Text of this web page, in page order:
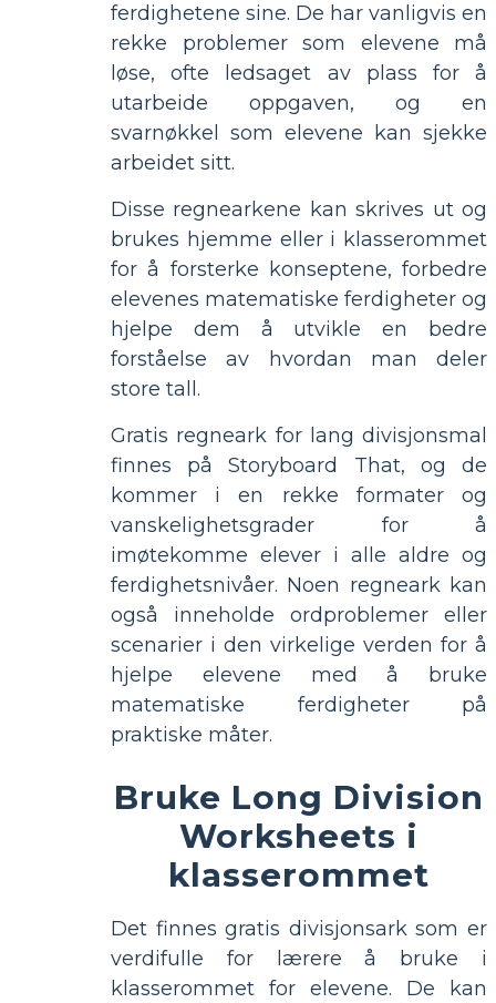
ferdighetene sine. De har vanligvis en
rekke problemer som elevene må
løse, ofte ledsaget av plass for å
utarbeide oppgaven, og en
svarnøkkel som elevene kan sjekke
arbeidet sitt.
Disse regnearkene kan skrives ut og
brukes hjemme eller i klasserommet
for å forsterke konseptene, forbedre
elevenes matematiske ferdigheter og
hjelpe dem å utvikle en bedre
forståelse av hvordan man deler
store tall.
Gratis regneark for lang divisjonsmal
finnes på Storyboard That, og de
kommer i en rekke formater og
vanskelighetsgrader for å
imøtekomme elever i alle aldre og
ferdighetsnivåer. Noen regneark kan
også inneholde ordproblemer eller
scenarier i den virkelige verden for å
hjelpe elevene med å bruke
matematiske ferdigheter på
praktiske måter.
Bruke Long Division
Worksheets i
klasserommet
Det finnes gratis divisjonsark som er
verdifulle for lærere å bruke i
klasserommet for elevene. De kan